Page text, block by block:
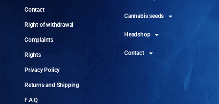
Contact
Right of withdrawal
Complaints
Rights
Privacy Policy
Returns and Shipping
F.A.Q
Cannabis seeds
Headshop
Contact